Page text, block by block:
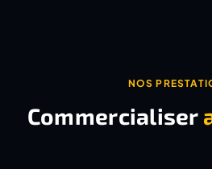
NOS
Commercialiser